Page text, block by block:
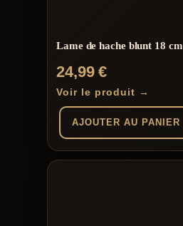
Lame de hache blunt 18 cm
24,99€
Voir le produit →
AJOUTER AU PANIER